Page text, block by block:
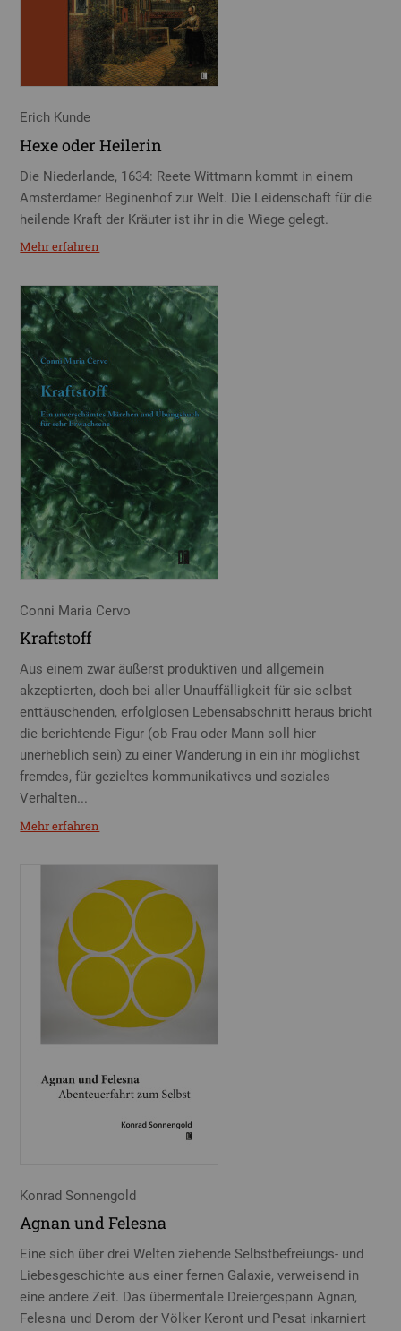
Erich Kunde
Hexe oder Heilerin
Die Niederlande, 1634: Reete Wittmann kommt in einem
Amsterdamer Beginenhof zur Welt. Die Leidenschaft für die
heilende Kraft der Kräuter ist ihr in die Wiege gelegt.
Mehr erfahren
Conni Maria Cervo
Kraftstoff
Aus einem zwar äußerst produktiven und allgemein
akzeptierten, doch bei aller Unauffälligkeit für sie selbst
enttäuschenden, erfolglosen Lebensabschnitt heraus bricht
die berichtende Figur (ob Frau oder Mann soll hier
unerheblich sein) zu einer Wanderung in ein ihr möglichst
fremdes, für gezieltes kommunikatives und soziales
Verhalten...
Mehr erfahren
Konrad Sonnengold
Agnan und Felesna
Eine sich über drei Welten ziehende Selbstbefreiungs- und
Liebesgeschichte aus einer fernen Galaxie, verweisend in
eine andere Zeit. Das übermentale Dreiergespann Agnan,
Felesna und Derom der Völker Keront und Pesat inkarniert